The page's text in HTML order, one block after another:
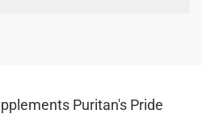
Puritan's Pride